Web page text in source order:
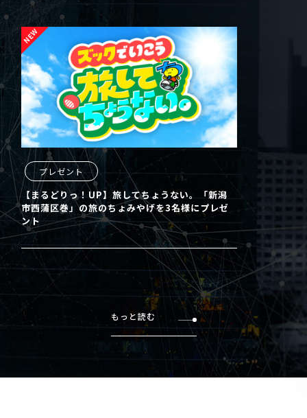
プレゼント
【まるどりっ！UP】旅してちょうない。「新潟
市西蒲区巻」の旅のちょみやげを3名様にプレゼ
ント
もっと読む